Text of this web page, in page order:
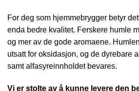
For deg som hjemmebrygger betyr
enda bedre kvalitet. Ferskere humle
og mer av de gode aromaene.
utsatt for oksidasjon, og de dyrebare
samt alfasyreinnholdet bevares.
Vi er stolte av å kunne levere den